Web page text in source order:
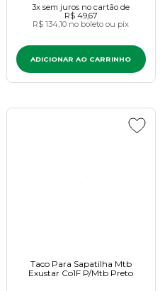
3x sem juros no cartão de
R$ 49,67
R$ 134,10 no boleto ou pix
ADICIONAR AO CARRINHO
Taco Para Sapatilha Mtb
Exustar Co1F P/Mtb Preto